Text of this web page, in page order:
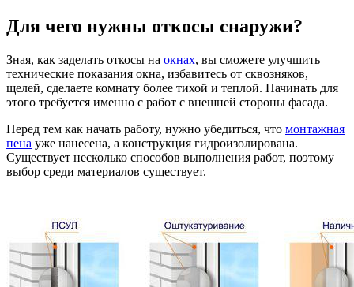
Для чего нужны откосы снаружи?
Зная, как заделать откосы на окнах, вы сможете улучшить
технические показания окна, избавитесь от сквозняков,
щелей, сделаете комнату более тихой и теплой. Начинать для
этого требуется именно с работ с внешней стороны фасада.
Перед тем как начать работу, нужно убедиться, что монтажная
пена уже нанесена, а конструкция гидроизолирована.
Существует несколько способов выполнения работ, поэтому
выбор среди материалов существует.